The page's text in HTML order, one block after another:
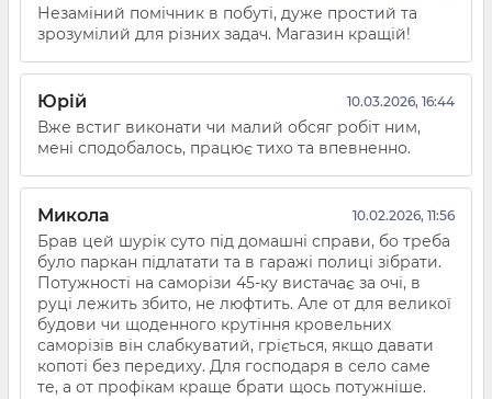
Незаміний помічник в побуті, дуже простий та
зрозумілий для різних задач. Магазин кращій!
Юрій 10.03.2026, 16:44
Вже встиг виконати чи малий обсяг робіт ним,
мені сподобалось, працює тихо та впевненно.
Микола 10.02.2026, 11:56
Брав цей шурік суто під домашні справи, бо треба
було паркан підлатати та в гаражі полиці зібрати.
Потужності на саморізи 45-ку вистачає за очі, в
руці лежить збито, не люфтить. Але от для великої
будови чи щоденного крутіння кровельних
саморізів він слабкуватий, гріється, якщо давати
копоті без передиху. Для господаря в село саме
те, а от профікам краще брати щось потужніше.